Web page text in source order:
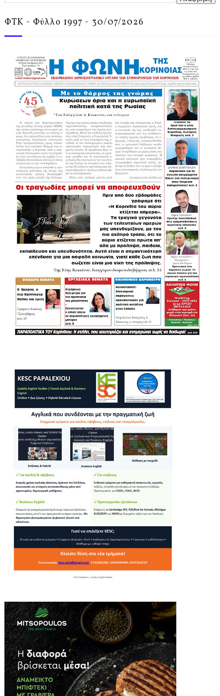
ΦΤΚ - Φύλλο 1997 - 30/07/2026